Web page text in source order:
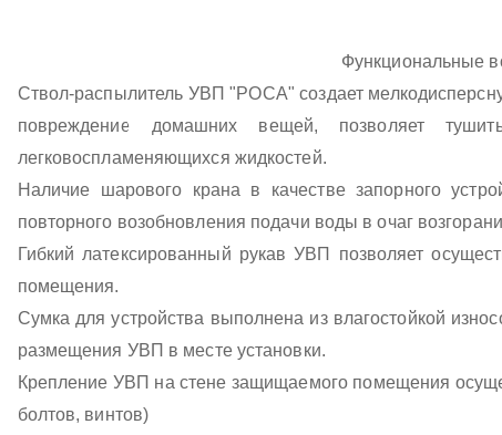
Функциональные
Ствол-распылитель УВП "РОСА" создает
повреждение домашних вещей, позволяет
легковоспламеняющихся жидкостей.
Наличие шарового крана в качестве запорного
повторного возобновления подачи воды в очаг
Гибкий латексированный рукав УВП позволяет
помещения.
Сумка для устройства выполнена из влагостойкой
размещения УВП в месте установки.
Крепление УВП на стене защищаемого помещения
болтов, винтов)